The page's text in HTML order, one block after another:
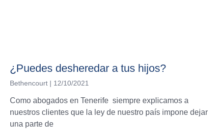
¿Puedes desheredar a tus hijos?
Bethencourt 12/10/2021
Como abogados en Tenerife siempre explicamos a
nuestros clientes que la ley de nuestro país impone dejar
una parte de